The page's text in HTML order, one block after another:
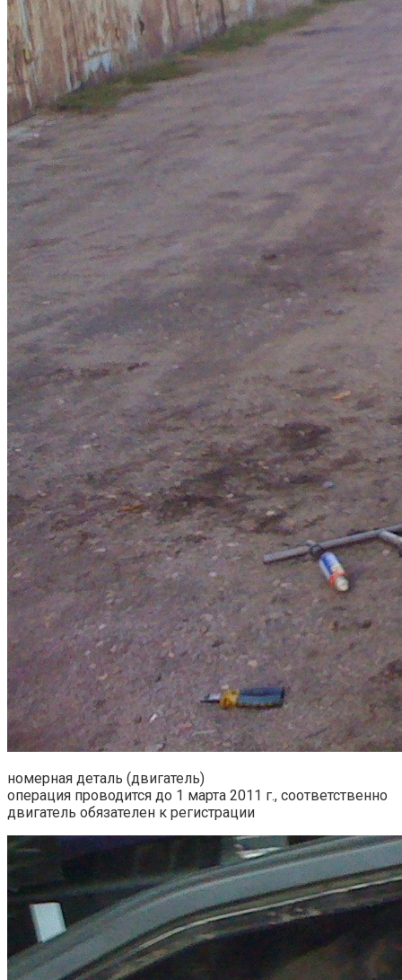
номерная деталь (двигатель)
операция проводится до 1 марта 2011 г., соответственно
двигатель обязателен к регистрации